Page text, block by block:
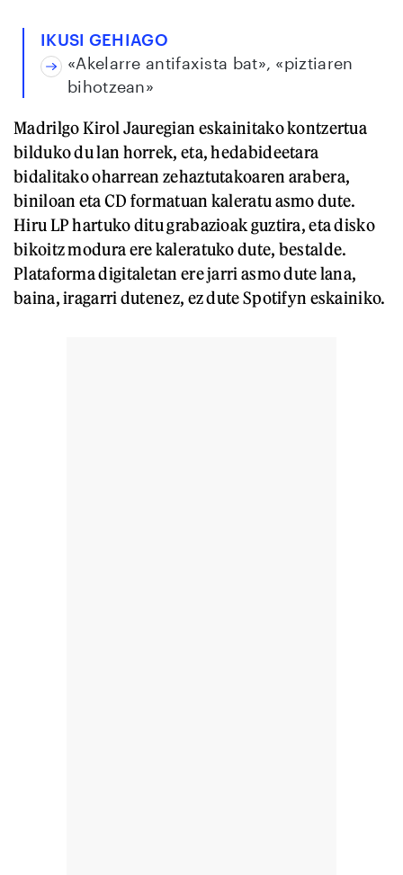
IKUSI GEHIAGO
«Akelarre antifaxista bat», «piztiaren
bihotzean»
Madrilgo Kirol Jauregian eskainitako kontzertua
bilduko du lan horrek, eta, hedabideetara
bidalitako oharrean zehaztutakoaren arabera,
biniloan eta CD formatuan kaleratu asmo dute.
Hiru LP hartuko ditu grabazioak guztira, eta disko
bikoitz modura ere kaleratuko dute, bestalde.
Plataforma digitaletan ere jarri asmo dute lana,
baina, iragarri dutenez, ez dute Spotifyn eskainiko.